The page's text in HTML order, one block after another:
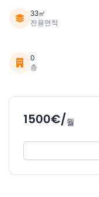
33㎡
전용면적
0
층
1500€/월